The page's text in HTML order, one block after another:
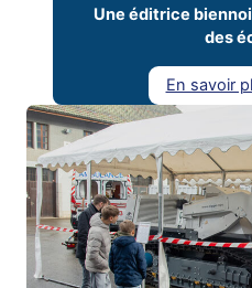
Une éditrice
des
En savoir